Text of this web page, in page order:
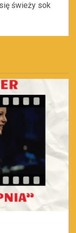
świeży sok